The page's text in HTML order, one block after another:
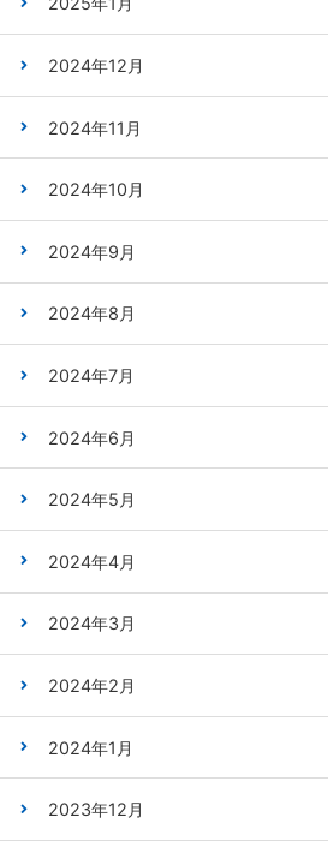
2024年12月
2024年11月
2024年10月
2024年9月
2024年8月
2024年7月
2024年6月
2024年5月
2024年4月
2024年3月
2024年2月
2024年1月
2023年12月